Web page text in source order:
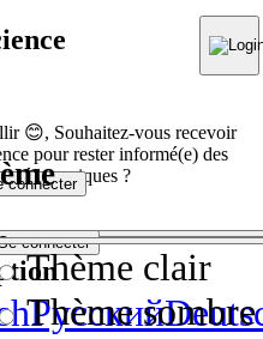
😊, Souhaitez-vous recevoir
pour rester informé(e) des
pédagogiques ?
connecter
connecter
Thème clair
Thème sombre
Pусский